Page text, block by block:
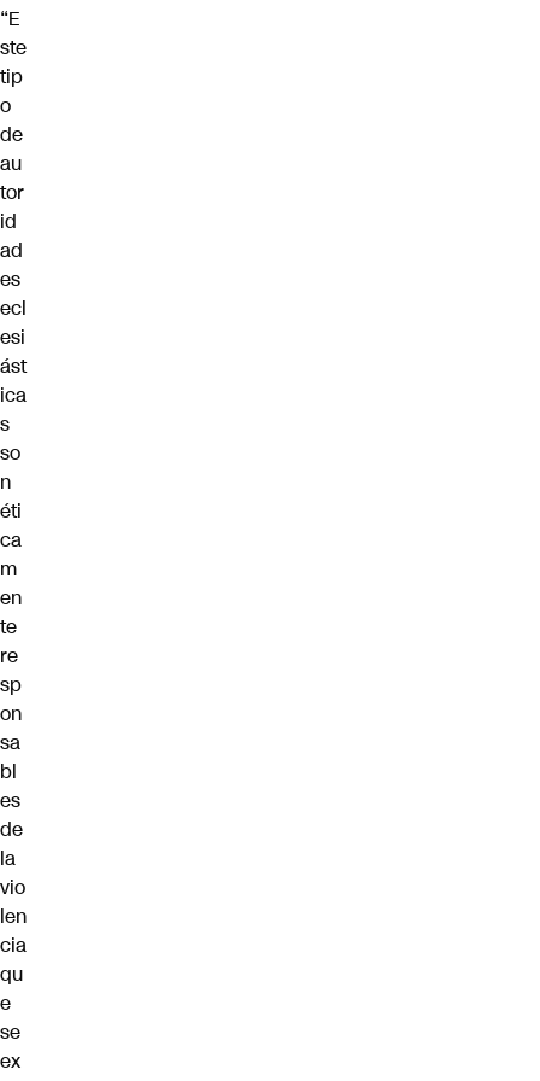
“E
ste
tip
o
de
au
tor
id
ad
es
ecl
esi
ást
ica
s
so
n
éti
ca
m
en
te
re
sp
on
sa
bl
es
de
la
vio
len
cia
qu
e
se
ex